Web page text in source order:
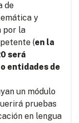
de
y
por la
(en la
será
entidades de
un módulo
pruebas
en lengua